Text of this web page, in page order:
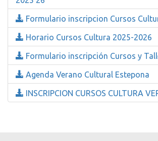
Formulario inscripcion Cursos
Horario Cursos Cultura 2025-2026
Formulario inscripción Cursos y
Agenda Verano Cultural Estepona
INSCRIPCION CURSOS CULTURA